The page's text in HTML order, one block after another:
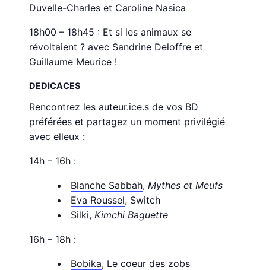
Duvelle-Charles et Caroline Nasica
18h00 – 18h45 : Et si les animaux se
révoltaient ? avec Sandrine Deloffre et
Guillaume Meurice !
DEDICACES
Rencontrez les auteur.ice.s de vos BD
préférées et partagez un moment privilégié
avec elleux :
14h – 16h :
Blanche Sabbah,Mythes et Meufs
Eva Roussel, Switch
Silki,Kimchi Baguette
16h – 18h :
Bobika, Le coeur des zobs